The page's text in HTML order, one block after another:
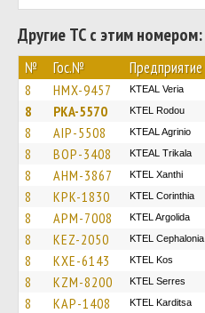
Другие ТС с этим номером:
№ Гос.№ Предприятие
8 HMX-9457 KTEAL Veria
8 PKA-5570 ΚΤΕL Rodou
8 AIP-5508 KTEAL Agrinio
8 BOP-3408 KTEAL Trikala
8 AHM-3867 KTEL Xanthi
8 KPK-1830 KTEL Corinthia
8 APM-7008 KTEL Argolida
8 KEZ-2050 KTEL Cephalonia
8 KXE-6143 KTEL Kos
8 KZM-8200 KTEL Serres
8 KAP-1408 ΚΤΕL Karditsa